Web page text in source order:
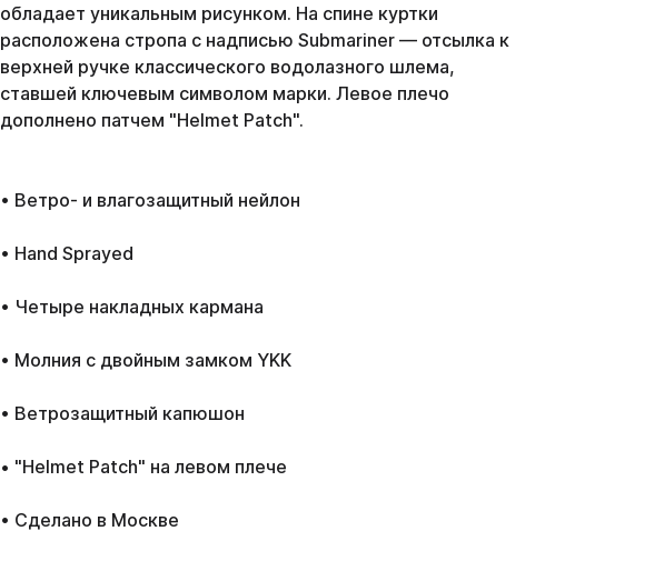
обладает уникальным рисунком. На спине куртки
расположена стропа с надписью Submariner — отсылка к
верхней ручке классического водолазного шлема,
ставшей ключевым символом марки. Левое плечо
дополнено патчем "Helmet Patch".
• Ветро- и влагозащитный нейлон
• Hand Sprayed
• Четыре накладных кармана
• Молния с двойным замком YKK
• Ветрозащитный капюшон
• "Helmet Patch" на левом плече
• Сделано в Москве